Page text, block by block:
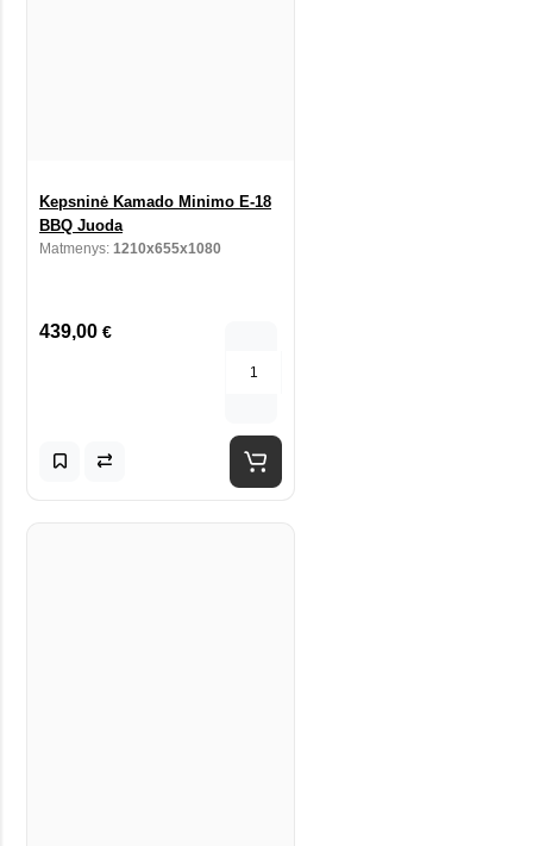
Kepsninė Kamado Minimo E-18
BBQ Juoda
Matmenys: 1210x655x1080
439,00 €